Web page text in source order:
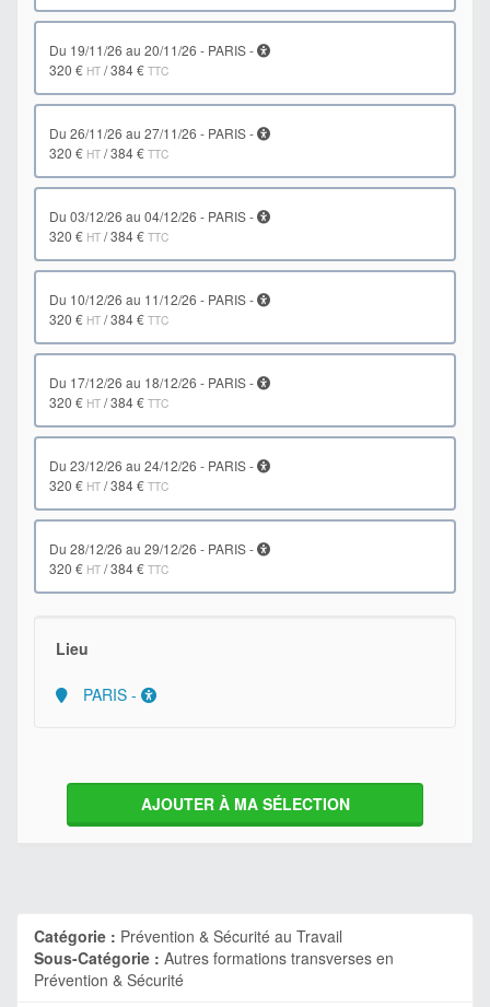
du 19/11/26 au 20/11/26 - PARIS -
320 € HT /384 € TTC
du 26/11/26 au 27/11/26 - PARIS -
320 € HT /384 € TTC
du 03/12/26 au 04/12/26 - PARIS -
320 € HT /384 € TTC
du 10/12/26 au 11/12/26 - PARIS -
320 € HT /384 € TTC
du 17/12/26 au 18/12/26 - PARIS -
320 € HT /384 € TTC
du 23/12/26 au 24/12/26 - PARIS -
320 € HT /384 € TTC
du 28/12/26 au 29/12/26 - PARIS -
320 € HT /384 € TTC
Lieu
PARIS -
AJOUTER À MA SÉLECTION
Catégorie : Prévention & Sécurité au Travail
Sous-Catégorie : Autres formations transverses en
Prévention & Sécurité